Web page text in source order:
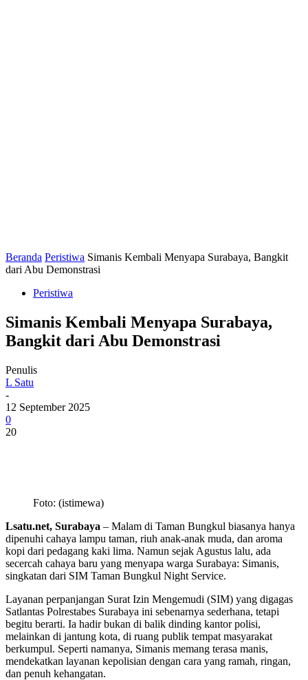
Beranda Peristiwa Simanis Kembali Menyapa Surabaya, Bangkit
dari Abu Demonstrasi
Peristiwa
Simanis Kembali Menyapa Surabaya,
Bangkit dari Abu Demonstrasi
Penulis
L Satu
-
12 September 2025
0
20
Foto: (istimewa)
Lsatu.net, Surabaya – Malam di Taman Bungkul biasanya hanya
dipenuhi cahaya lampu taman, riuh anak-anak muda, dan aroma
kopi dari pedagang kaki lima. Namun sejak Agustus lalu, ada
secercah cahaya baru yang menyapa warga Surabaya: Simanis,
singkatan dari SIM Taman Bungkul Night Service.
Layanan perpanjangan Surat Izin Mengemudi (SIM) yang digagas
Satlantas Polrestabes Surabaya ini sebenarnya sederhana, tetapi
begitu berarti. Ia hadir bukan di balik dinding kantor polisi,
melainkan di jantung kota, di ruang publik tempat masyarakat
berkumpul. Seperti namanya, Simanis memang terasa manis,
mendekatkan layanan kepolisian dengan cara yang ramah, ringan,
dan penuh kehangatan.